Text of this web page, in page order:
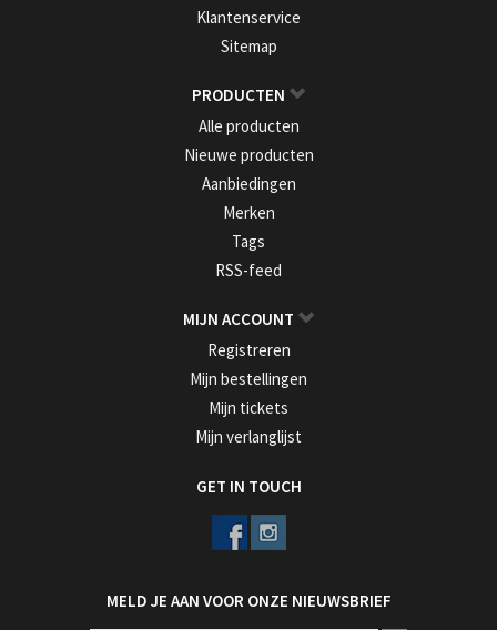
Klantenservice
Sitemap
PRODUCTEN
Alle producten
Nieuwe producten
Aanbiedingen
Merken
Tags
RSS-feed
MIJN ACCOUNT
Registreren
Mijn bestellingen
Mijn tickets
Mijn verlanglijst
GET IN TOUCH
MELD JE AAN VOOR ONZE NIEUWSBRIEF